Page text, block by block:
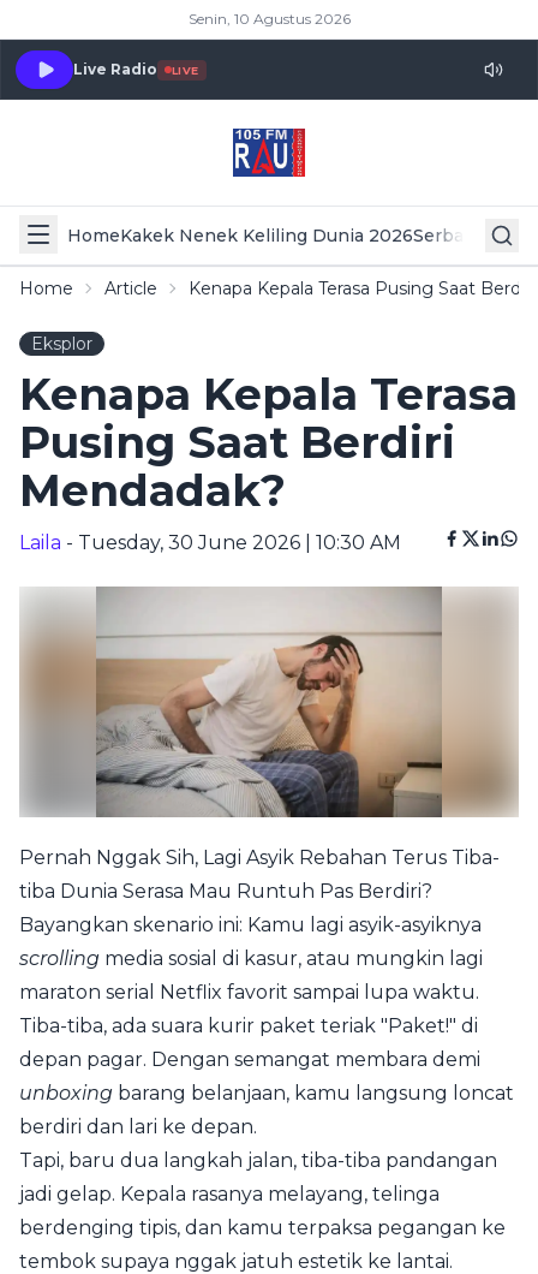
Senin, 10 Agustus 2026
Live Radio LIVE
HomeKakek Nenek Keliling Dunia 2026Serba Serbi
Home Article Kenapa Kepala Terasa Pusing Saat
Eksplor
Kenapa Kepala Terasa
Pusing Saat Berdiri
Mendadak?
Laila - Tuesday, 30 June 2026 | 10:30 AM
Pernah Nggak Sih, Lagi Asyik Rebahan Terus Tiba-
tiba Dunia Serasa Mau Runtuh Pas Berdiri?
Bayangkan skenario ini: Kamu lagi asyik-asyiknya
scrolling media sosial di kasur, atau mungkin lagi
maraton serial Netflix favorit sampai lupa waktu.
Tiba-tiba, ada suara kurir paket teriak "Paket!" di
depan pagar. Dengan semangat membara demi
unboxing barang belanjaan, kamu langsung loncat
berdiri dan lari ke depan.
Tapi, baru dua langkah jalan, tiba-tiba pandangan
jadi gelap. Kepala rasanya melayang, telinga
berdenging tipis, dan kamu terpaksa pegangan ke
tembok supaya nggak jatuh estetik ke lantai.